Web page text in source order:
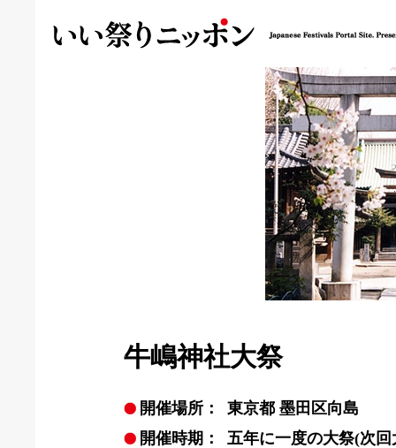
牛嶋神社大祭
開催場所：
東京都 墨田区向島
開催時期：
五年に一度の大祭(次回